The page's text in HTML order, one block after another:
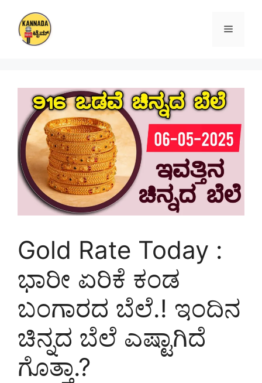
content
Menu
Gold Rate Today :
ಭಾರೀ ಏರಿಕೆ ಕಂಡ
ಬಂಗಾರದ ಬೆಲೆ.! ಇಂದಿನ
ಚಿನ್ನದ ಬೆಲೆ ಎಷ್ಟಾಗಿದೆ
ಗೊತ್ತಾ.?